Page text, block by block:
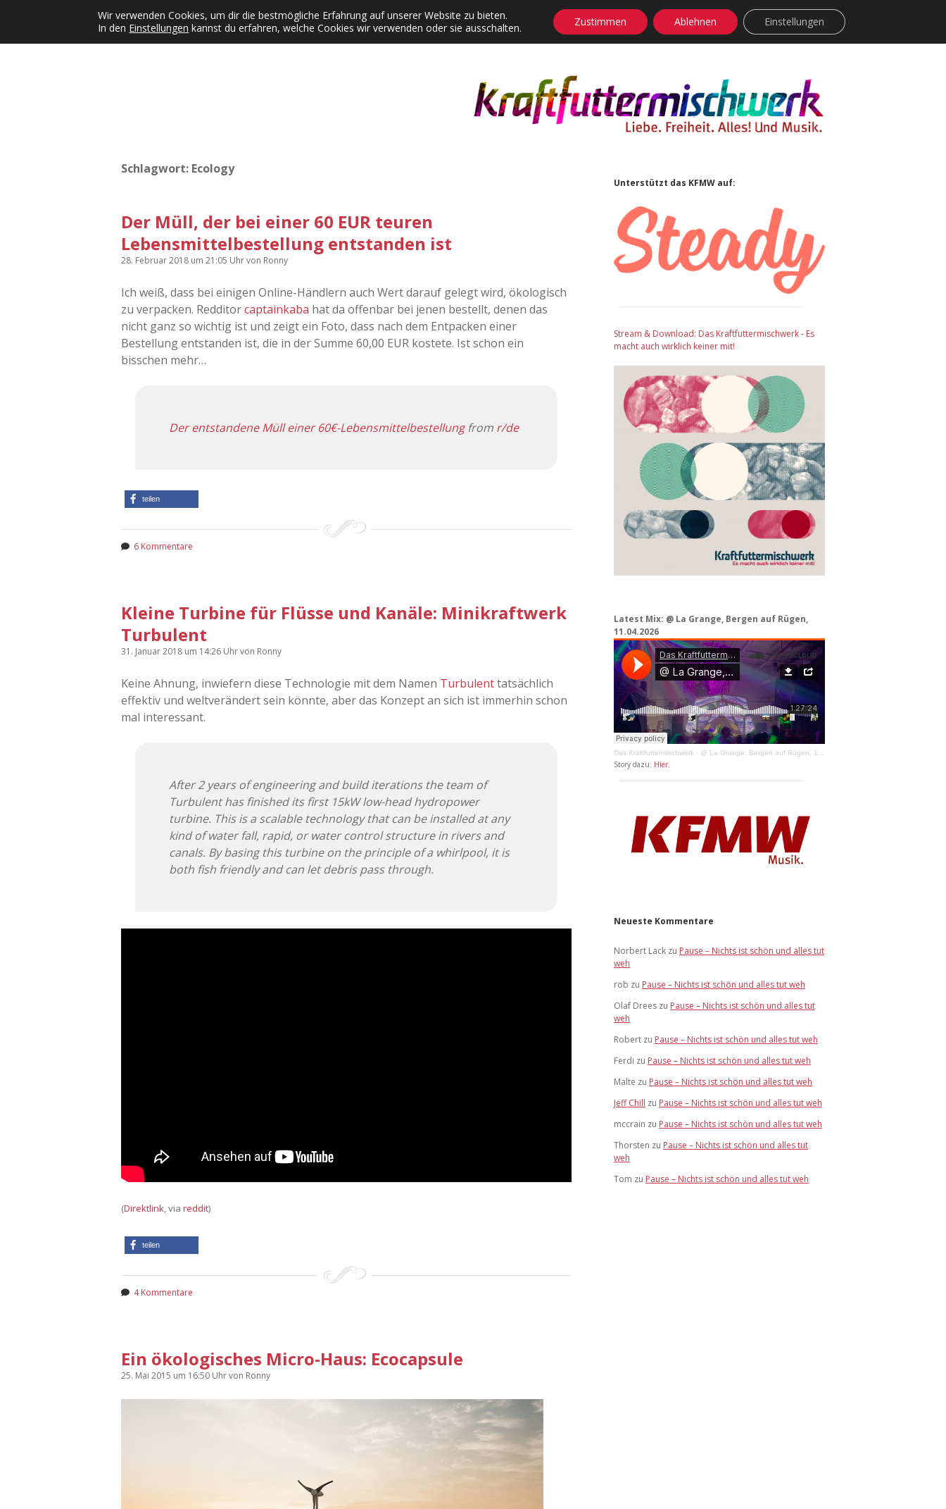
Kategorien Dropdown-Menü öffnen
KFMW-Disco Dates Instagrams Contact Adventskalender Dropdown-Menü öffnen facebook
instagram
rss soundcloud
vimeoBluesky
Schlagwort: Ecology
Der Müll, der bei einer 60 EUR teuren
Lebensmittelbestellung entstanden ist
28. Februar 2018 um 21:05 Uhrvon Ronny
Ich weiß, dass bei einigen Online-Händlern auch Wert darauf gelegt wird, ökologisch
zu verpacken. Redditorcaptainkaba hat da offenbar bei jenen bestellt, denen das
nicht ganz so wichtig ist und zeigt ein Foto, dass nach dem Entpacken einer
Bestellung entstanden ist, die in der Summe 60,00 EUR kostete. Ist schon ein
bisschen mehr…
Der entstandene Müll einer 60€-Lebensmittelbestellungfrom r/de
teilen
6 Kommentare
Kleine Turbine für Flüsse und Kanäle: Minikraftwerk
Turbulent
31. Januar 2018 um 14:26 Uhrvon Ronny
Keine Ahnung, inwiefern diese Technologie mit dem Namen Turbulenttatsächlich
effektiv und weltverändert sein könnte, aber das Konzept an sich ist immerhin schon
mal interessant.
After 2 years of engineering and build iterations the team of
Turbulent has finished its first 15kW low-head hydropower
turbine. This is a scalable technology that can be installed at any
kind of water fall, rapid, or water control structure in rivers and
canals. By basing this turbine on the principle of a whirlpool, it is
both fish friendly and can let debris pass through.
(Direktlink , via reddit)
teilen
4 Kommentare
Ein ökologisches Micro-Haus: Ecocapsule
25. Mai 2015 um 16:50 Uhrvon Ronny
Sidebar
Unterstützt das KFMW auf:
Stream & Download: Das Kraftfuttermischwerk - Es
macht auch wirklich keiner mit!
Latest Mix: @ La Grange, Bergen auf Rügen,
11.04.2026
Das Kraftfuttermischwerk · @ La Grange, Bergen auf Rügen, 11.04.2026
Story dazu: Hier.
Neueste Kommentare
Norbert Lack zu Pause – Nichts ist schön und alles tut
weh
rob zu Pause – Nichts ist schön und alles tut weh
Olaf Drees zu Pause – Nichts ist schön und alles tut
weh
Robert zu Pause – Nichts ist schön und alles tut weh
Ferdi zu Pause – Nichts ist schön und alles tut weh
Malte zu Pause – Nichts ist schön und alles tut weh
Jeff Chill zu Pause – Nichts ist schön und alles tut weh
mccrain zu Pause – Nichts ist schön und alles tut weh
Thorsten zu Pause – Nichts ist schön und alles tut
weh
Tom zu Pause – Nichts ist schön und alles tut weh
Wir verwenden Cookies, um dir die bestmögliche Erfahrung auf unserer Website zu bieten.
In den Einstellungen kannst du erfahren, welche Cookies wir verwenden oder sie ausschalten. Zustimmen Ablehnen Einstellungen